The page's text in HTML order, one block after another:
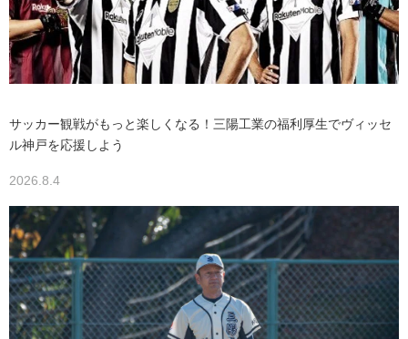
サッカー観戦がもっと楽しくなる！三陽工業の福利厚生でヴィッセ
ル神戸を応援しよう
2026.8.4